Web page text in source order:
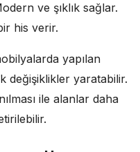
ve şıklık sağlar.
his verir.
yapılan
değişiklikler yaratabilir.
ile alanlar daha